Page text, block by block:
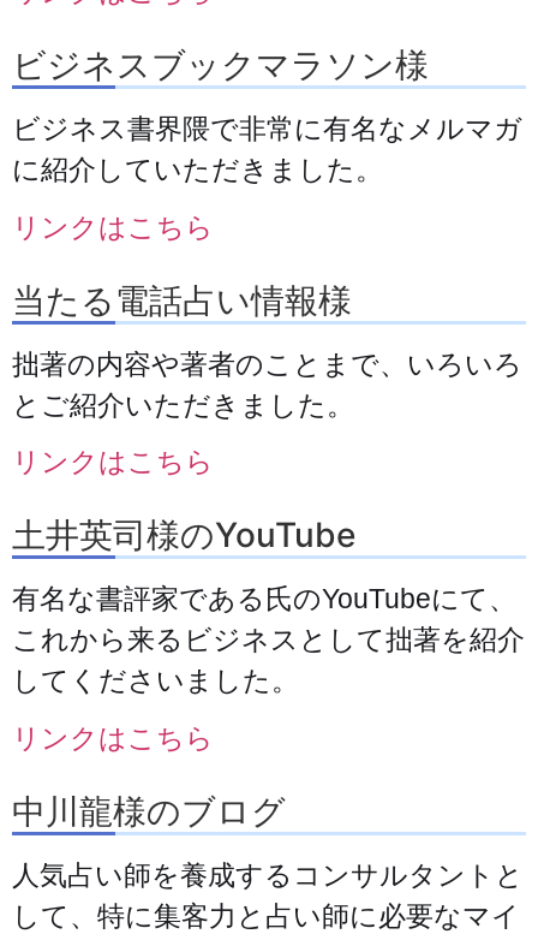
ビジネスブックマラソン様
ビジネス書界隈で非常に有名なメルマガ
に紹介していただきました。
リンクはこちら
当たる電話占い情報様
拙著の内容や著者のことまで、いろいろ
とご紹介いただきました。
リンクはこちら
土井英司様のYouTube
有名な書評家である氏のYouTubeにて、
これから来るビジネスとして拙著を紹介
してくださいました。
リンクはこちら
中川龍様のブログ
人気占い師を養成するコンサルタントと
して、特に集客力と占い師に必要なマイ